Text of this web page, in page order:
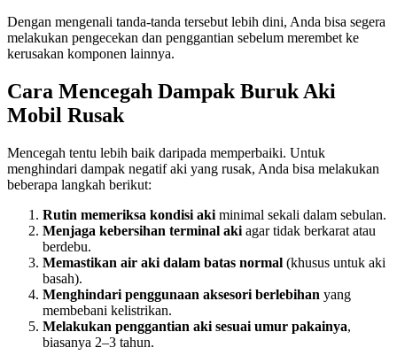
Dengan mengenali tanda-tanda tersebut lebih dini, Anda bisa segera
melakukan pengecekan dan penggantian sebelum merembet ke
kerusakan komponen lainnya.
Cara Mencegah Dampak Buruk Aki
Mobil Rusak
Mencegah tentu lebih baik daripada memperbaiki. Untuk
menghindari dampak negatif aki yang rusak, Anda bisa melakukan
beberapa langkah berikut:
Rutin memeriksa kondisi aki minimal sekali dalam sebulan.
Menjaga kebersihan terminal aki agar tidak berkarat atau
berdebu.
Memastikan air aki dalam batas normal (khusus untuk aki
basah).
Menghindari penggunaan aksesori berlebihan yang
membebani kelistrikan.
Melakukan penggantian aki sesuai umur pakainya,
biasanya 2–3 tahun.